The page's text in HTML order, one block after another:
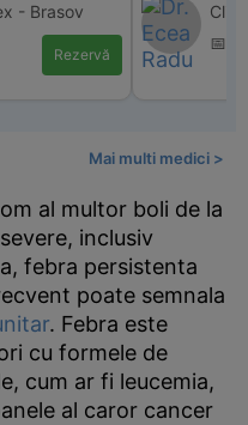
- Brasov
Rezervă
📅
Mai multi medici >
al multor boli de la
inclusiv
febra persistenta
poate semnala
. Febra este
cu formele de
cum ar fi leucemia,
al caror cancer